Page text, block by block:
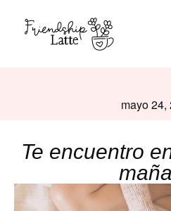
mayo 24,
Te encuentro